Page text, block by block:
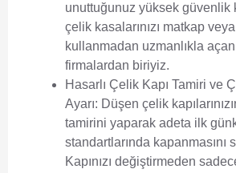
unuttuğunuz yüksek güvenlik
çelik kasalarınızı matkap
kullanmadan uzmanlıkla
firmalardan biriyiz.
Hasarlı Çelik Kapı Tamiri ve
Ayarı: Düşen çelik
tamirini yaparak adeta ilk
standartlarında kapanmasını
Kapınızı değiştirmeden